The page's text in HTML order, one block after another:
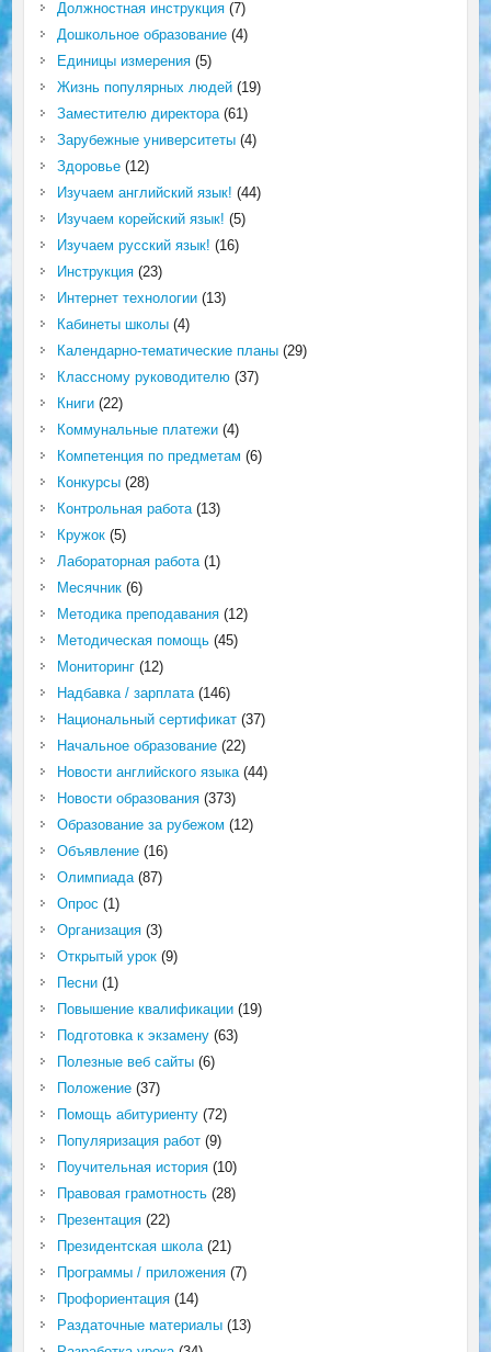
Должностная инструкция(7)
Дошкольное образование(4)
Единицы измерения(5)
Жизнь популярных людей(19)
Заместителю директора(61)
Зарубежные университеты(4)
Здоровье(12)
Изучаем английский язык! (44)
Изучаем корейский язык! (5)
Изучаем русский язык! (16)
Инструкция(23)
Интернет технологии(13)
Кабинеты школы(4)
Календарно-тематические планы(29)
Классному руководителю(37)
Книги(22)
Коммунальные платежи(4)
Компетенция по предметам (6)
Конкурсы(28)
Контрольная работа(13)
Кружок(5)
Лабораторная работа(1)
Месячник(6)
Методика преподавания(12)
Методическая помощь(45)
Мониторинг(12)
Надбавка / зарплата(146)
Национальный сертификат(37)
Начальное образование(22)
Новости английского языка(44)
Новости образования(373)
Образование за рубежом (12)
Объявление(16)
Олимпиада(87)
Опрос (1)
Организация(3)
Открытый урок(9)
Песни(1)
Повышение квалификации(19)
Подготовка к экзамену(63)
Полезные веб сайты(6)
Положение(37)
Помощь абитуриенту(72)
Популяризация работ(9)
Поучительная история(10)
Правовая грамотность(28)
Презентация(22)
Президентская школа(21)
Программы / приложения(7)
Профориентация(14)
Раздаточные материалы(13)